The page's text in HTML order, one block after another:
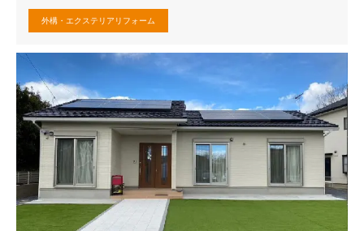
外構・エクステリアリフォーム